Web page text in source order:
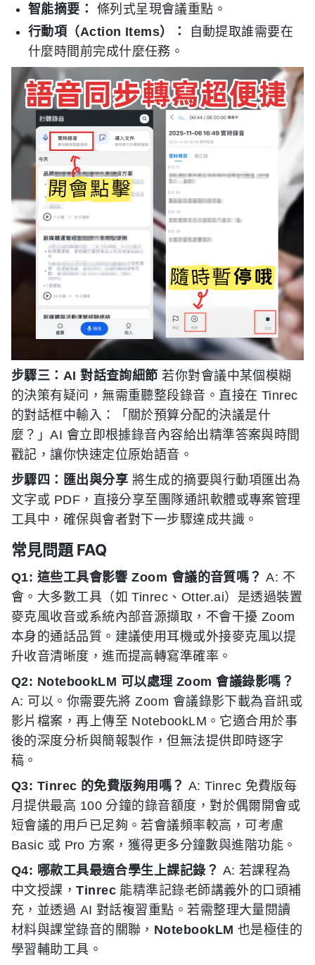
智能摘要：
條列式呈現會議重點。
行動項（Action Items）：
自動提取誰需要在
什麼時間前完成什麼任務。
步驟三：AI 對話查詢細節 若你對會議中某個模糊
的決策有疑问，無需重聽整段錄音。直接在 Tinrec
的對話框中輸入：「關於預算分配的決議是什
麼？」AI 會立即根據錄音內容給出精準答案與時間
戳記，讓你快速定位原始語音。
步驟四：匯出與分享 將生成的摘要與行動項匯出為
文字或 PDF，直接分享至團隊通訊軟體或專案管理
工具中，確保與會者對下一步驟達成共識。
常見問題 FAQ
Q1: 這些工具會影響 Zoom 會議的音質嗎？ A: 不
會。大多數工具（如 Tinrec、Otter.ai）是透過裝置
麥克風收音或系統內部音源擷取，不會干擾 Zoom
本身的通話品質。建議使用耳機或外接麥克風以提
升收音清晰度，進而提高轉寫準確率。
Q2: NotebookLM 可以處理 Zoom 會議錄影嗎？
A: 可以。你需要先將 Zoom 會議錄影下載為音訊或
影片檔案，再上傳至 NotebookLM。它適合用於事
後的深度分析與簡報製作，但無法提供即時逐字
稿。
Q3: Tinrec 的免費版夠用嗎？ A: Tinrec 免費版每
月提供最高 100 分鐘的錄音額度，對於偶爾開會或
短會議的用戶已足夠。若會議頻率較高，可考慮
Basic 或 Pro 方案，獲得更多分鐘數與進階功能。
Q4: 哪款工具最適合學生上課記錄？ A: 若課程為
中文授課，Tinrec能精準記錄老師講義外的口頭補
充，並透過 AI 對話複習重點。若需整理大量閱讀
材料與課堂錄音的關聯， NotebookLM 也是極佳的
學習輔助工具。